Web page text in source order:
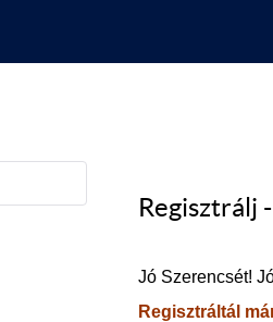
Regisztrálj
Jó Szerencsét!
Regisztráltál